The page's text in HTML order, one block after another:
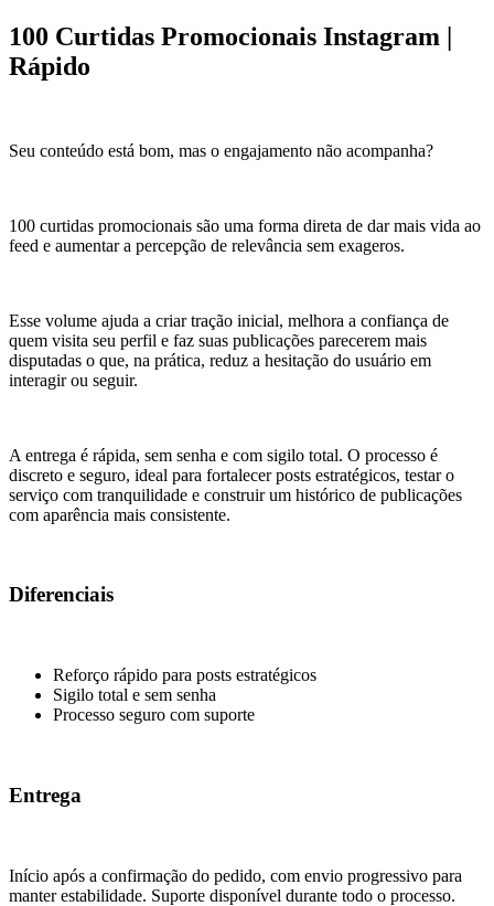
100 Curtidas Promocionais Instagram |
Rápido
Seu conteúdo está bom, mas o engajamento não acompanha?
100 curtidas promocionais são uma forma direta de dar mais vida ao
feed e aumentar a percepção de relevância sem exageros.
Esse volume ajuda a criar tração inicial, melhora a confiança de
quem visita seu perfil e faz suas publicações parecerem mais
disputadas o que, na prática, reduz a hesitação do usuário em
interagir ou seguir.
A entrega é rápida, sem senha e com sigilo total. O processo é
discreto e seguro, ideal para fortalecer posts estratégicos, testar o
serviço com tranquilidade e construir um histórico de publicações
com aparência mais consistente.
Diferenciais
Reforço rápido para posts estratégicos
Sigilo total e sem senha
Processo seguro com suporte
Entrega
Início após a confirmação do pedido, com envio progressivo para
manter estabilidade. Suporte disponível durante todo o processo.